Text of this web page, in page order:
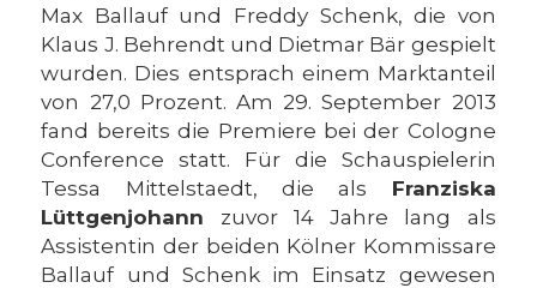
Max Ballauf und Freddy Schenk, die von
Klaus J. Behrendt und Dietmar Bär gespielt
wurden. Dies entsprach einem Marktanteil
von 27,0 Prozent. Am 29. September 2013
fand bereits die Premiere bei der Cologne
Conference statt. Für die Schauspielerin
Tessa Mittelstaedt, die als Franziska
Lüttgenjohann zuvor 14 Jahre lang als
Assistentin der beiden Kölner Kommissare
Ballauf und Schenk im Einsatz gewesen